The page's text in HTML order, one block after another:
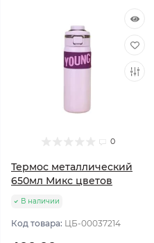
0
Термос металлический
650мл Микс цветов
В наличии
Код товара: ЦБ-00037214